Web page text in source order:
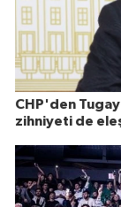
CHP'den
zihniyeti de